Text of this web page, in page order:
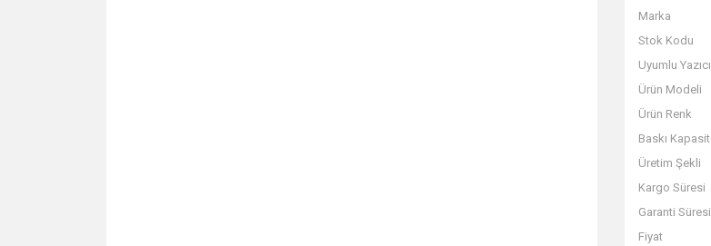
Marka
Stok Kodu
Uyumlu Yazıcı
Ürün Modeli
Ürün Renk
Baskı
Üretim Şekli
Kargo Süresi
Garanti Süresi
Fiyat